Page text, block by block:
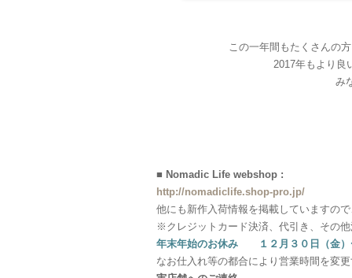
この一年間もたくさんの
2017年もより良
み
■ Nomadic Life webshop :
http://nomadiclife.shop-pro.jp/
他にも新作入荷情報を掲載していますの
※クレジットカード決済、代引き、その
年末年始のお休み １２月３０日（金）
なお仕入れ等の都合により営業時間を変